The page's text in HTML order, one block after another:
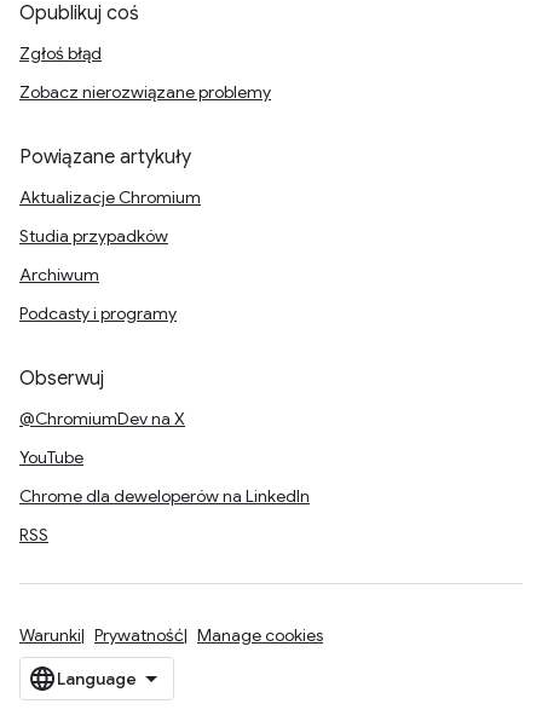
Opublikuj coś
Zgłoś błąd
Zobacz nierozwiązane problemy
Powiązane artykuły
Aktualizacje Chromium
Studia przypadków
Archiwum
Podcasty i programy
Obserwuj
@ChromiumDev na X
YouTube
Chrome dla deweloperów na LinkedIn
RSS
Warunki Prywatność Manage cookies